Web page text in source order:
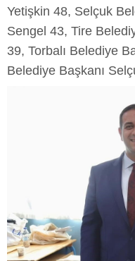
Yetişkin 48, Selçuk
Sengel 43, Tire
39, Torbalı Belediye
Belediye Başkanı